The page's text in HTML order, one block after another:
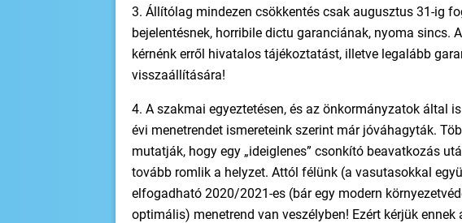
3. Állítólag mindezen csökkentés csak augusztus 31-ig
bejelentésnek, horribile dictu garanciának, nyoma sincs.
kérnénk erről hivatalos tájékoztatást, illetve legalább
visszaállítására!
4. A szakmai egyeztetésen, és az önkormányzatok által
évi menetrendet ismereteink szerint már jóváhagyták.
mutatják, hogy egy „ideiglenes” csonkító beavatkozás
tovább romlik a helyzet. Attól félünk (a vasutasokkal
elfogadható 2020/2021-es (bár egy modern
optimális) menetrend van veszélyben! Ezért kérjük